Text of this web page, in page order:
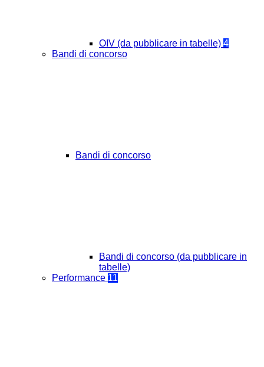
OIV (da pubblicare in tabelle) 4
Bandi di concorso
Bandi di concorso
Bandi di concorso (da pubblicare in
tabelle)
Performance 11